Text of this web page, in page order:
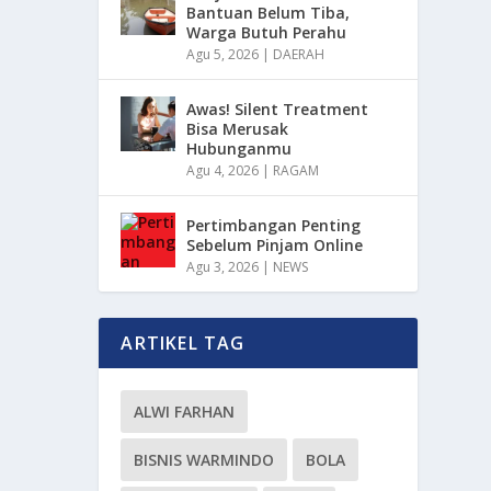
Bantuan Belum Tiba,
Warga Butuh Perahu
Agu 5, 2026 | DAERAH
Awas! Silent Treatment
Bisa Merusak
Hubunganmu
Agu 4, 2026 | RAGAM
Pertimbangan Penting
Sebelum Pinjam Online
Agu 3, 2026 | NEWS
ARTIKEL TAG
ALWI FARHAN
BISNIS WARMINDO BOLA